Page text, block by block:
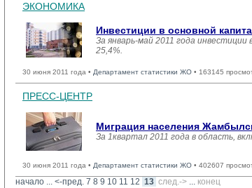
ЭКОНОМИКА
Инвестиции в основной
За январь-май 2011 года
25,4%.
30 июня 2011 года • Департамент статистики ЖО • 163145
ПРЕСС-ЦЕНТР
Миграция населения
За 1квартал 2011 года в область,
30 июня 2011 года • Департамент статистики ЖО • 402607
начало ... <-пред. 7 8 9 10 11 12 13 след.-> ... конец